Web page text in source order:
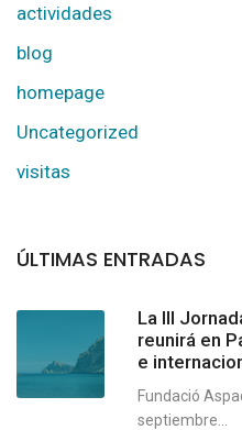
actividades
blog
homepage
Uncategorized
visitas
ÚLTIMAS ENTRADAS
La III
reunirá en
e
Fundació
septiembre...